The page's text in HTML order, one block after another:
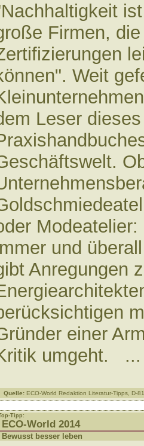
Firmen,
Weit
Leser
und
Anregungen
einer
umgeht.
Quelle: ECO-World Redaktion Literatur-Tipps, D-
Tipp:
ECO-World 2014
Bewusst besser leben